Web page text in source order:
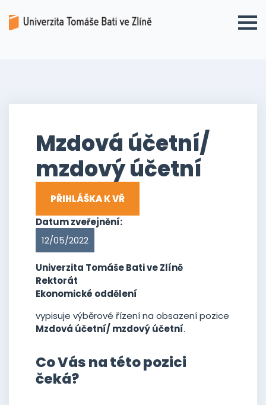
Mzdová účetní/
mzdový účetní
PŘIHLÁŠKA K VŘ
Datum zveřejnění:
12/05/2022
Univerzita Tomáše Bati ve Zlíně
Rektorát
Ekonomické oddělení
vypisuje výběrové řízení na obsazení pozice
Mzdová účetní/ mzdový účetní.
Co Vás na této pozici
čeká?